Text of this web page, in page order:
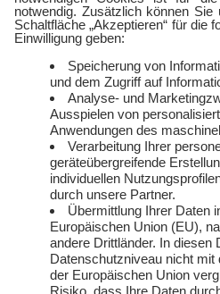
Service
Freund:innen werben
Kündigen
Widerruf
Vertriebspartner:in
werden
Zählerlotto
Balkonkraftwerke mit